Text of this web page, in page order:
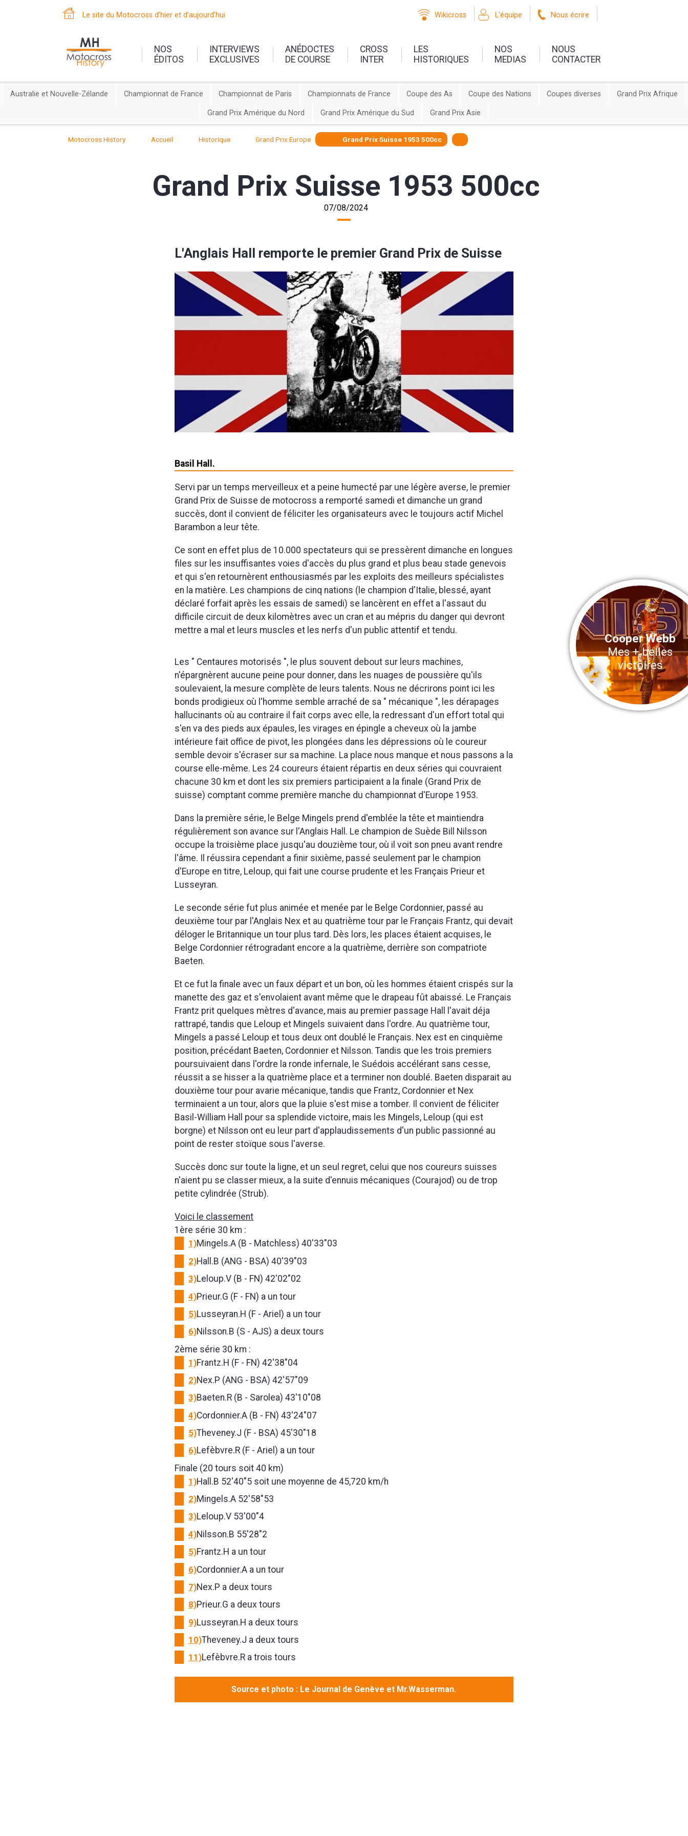
Le site du Motocross d'hier et d'aujourd'hui Wikicross L'équipe Nous écrire
NOS
ÉDITOS
INTERVIEWS
EXCLUSIVES
ANÉDOCTES
DE COURSE
CROSS
INTER
LES
HISTORIQUES
NOS
MEDIAS
NOUS
CONTACTER
Cooper Webb
Mes + belles
victoires
Australie et Nouvelle-Zélande Championnat de France Championnat de Paris Championnats de France Coupe des As Coupe des Nations Coupes diverses Grand Prix Afrique
Grand Prix Amérique du Nord Grand Prix Amérique du Sud Grand Prix Asie
Motocross History Accueil Historique Grand Prix Europe Grand Prix Suisse 1953 500cc
Grand Prix Suisse 1953 500cc
07/08/2024
L'Anglais Hall remporte le premier Grand Prix de Suisse
Basil Hall.
Servi par un temps merveilleux et a peine humecté par une légère averse, le premier
Grand Prix de Suisse de motocross a remporté samedi et dimanche un grand
succès, dont il convient de féliciter les organisateurs avec le toujours actif Michel
Barambon a leur tête.
Ce sont en effet plus de 10.000 spectateurs qui se pressèrent dimanche en longues
files sur les insuffisantes voies d'accès du plus grand et plus beau stade genevois
et qui s'en retournèrent enthousiasmés par les exploits des meilleurs spécialistes
en la matière. Les champions de cinq nations (le champion d'Italie, blessé, ayant
déclaré forfait après les essais de samedi) se lancèrent en effet a l'assaut du
difficile circuit de deux kilomètres avec un cran et au mépris du danger qui devront
mettre a mal et leurs muscles et les nerfs d'un public attentif et tendu.
Les " Centaures motorisés ", le plus souvent debout sur leurs machines,
n'épargnèrent aucune peine pour donner, dans les nuages de poussière qu'ils
soulevaient, la mesure complète de leurs talents. Nous ne décrirons point ici les
bonds prodigieux où l'homme semble arraché de sa " mécanique ", les dérapages
hallucinants où au contraire il fait corps avec elle, la redressant d'un effort total qui
s'en va des pieds aux épaules, les virages en épingle a cheveux où la jambe
intérieure fait office de pivot, les plongées dans les dépressions où le coureur
semble devoir s'écraser sur sa machine. La place nous manque et nous passons a la
course elle-même. Les 24 coureurs étaient répartis en deux séries qui couvraient
chacune 30 km et dont les six premiers participaient a la finale (Grand Prix de
suisse) comptant comme première manche du championnat d'Europe 1953.
Dans la première série, le Belge Mingels prend d'emblée la tête et maintiendra
régulièrement son avance sur l'Anglais Hall. Le champion de Suède Bill Nilsson
occupe la troisième place jusqu'au douzième tour, où il voit son pneu avant rendre
l'âme. Il réussira cependant a finir sixième, passé seulement par le champion
d'Europe en titre, Leloup, qui fait une course prudente et les Français Prieur et
Lusseyran.
Le seconde série fut plus animée et menée par le Belge Cordonnier, passé au
deuxième tour par l'Anglais Nex et au quatrième tour par le Français Frantz, qui devait
déloger le Britannique un tour plus tard. Dès lors, les places étaient acquises, le
Belge Cordonnier rétrogradant encore a la quatrième, derrière son compatriote
Baeten.
Et ce fut la finale avec un faux départ et un bon, où les hommes étaient crispés sur la
manette des gaz et s'envolaient avant même que le drapeau fût abaissé. Le Français
Frantz prit quelques mètres d'avance, mais au premier passage Hall l'avait déja
rattrapé, tandis que Leloup et Mingels suivaient dans l'ordre. Au quatrième tour,
Mingels a passé Leloup et tous deux ont doublé le Français. Nex est en cinquième
position, précédant Baeten, Cordonnier et Nilsson. Tandis que les trois premiers
poursuivaient dans l'ordre la ronde infernale, le Suédois accélérant sans cesse,
réussit a se hisser a la quatrième place et a terminer non doublé. Baeten disparait au
douxième tour pour avarie mécanique, tandis que Frantz, Cordonnier et Nex
terminaient a un tour, alors que la pluie s'est mise a tomber. Il convient de féliciter
Basil-William Hall pour sa splendide victoire, mais les Mingels, Leloup (qui est
borgne) et Nilsson ont eu leur part d'applaudissements d'un public passionné au
point de rester stoïque sous l'averse.
Succès donc sur toute la ligne, et un seul regret, celui que nos coureurs suisses
n'aient pu se classer mieux, a la suite d'ennuis mécaniques (Courajod) ou de trop
petite cylindrée (Strub).
Voici le classement
1ère série 30 km :
1)Mingels.A (B - Matchless) 40'33"03
2)Hall.B (ANG - BSA) 40'39"03
3)Leloup.V (B - FN) 42'02"02
4)Prieur.G (F - FN) a un tour
5)Lusseyran.H (F - Ariel) a un tour
6)Nilsson.B (S - AJS) a deux tours
2ème série 30 km :
1)Frantz.H (F - FN) 42'38"04
2)Nex.P (ANG - BSA) 42'57"09
3)Baeten.R (B - Sarolea) 43'10"08
4)Cordonnier.A (B - FN) 43'24"07
5)Theveney.J (F - BSA) 45'30"18
6)Lefèbvre.R (F - Ariel) a un tour
Finale (20 tours soit 40 km)
1)Hall.B 52'40"5 soit une moyenne de 45,720 km/h
2)Mingels.A 52'58"53
3)Leloup.V 53'00"4
4)Nilsson.B 55'28"2
5)Frantz.H a un tour
6)Cordonnier.A a un tour
7)Nex.P a deux tours
8)Prieur.G a deux tours
9)Lusseyran.H a deux tours
10)Theveney.J a deux tours
11)Lefèbvre.R a trois tours
Source et photo : Le Journal de Genève et Mr.Wasserman.